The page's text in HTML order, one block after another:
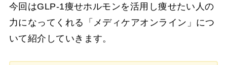
今回はGLP-1痩せホルモンを活用し痩せたい人の
力になってくれる「メディケアオンライン」につ
いて紹介していきます。